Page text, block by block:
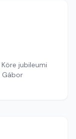
jubileumi
Gábor